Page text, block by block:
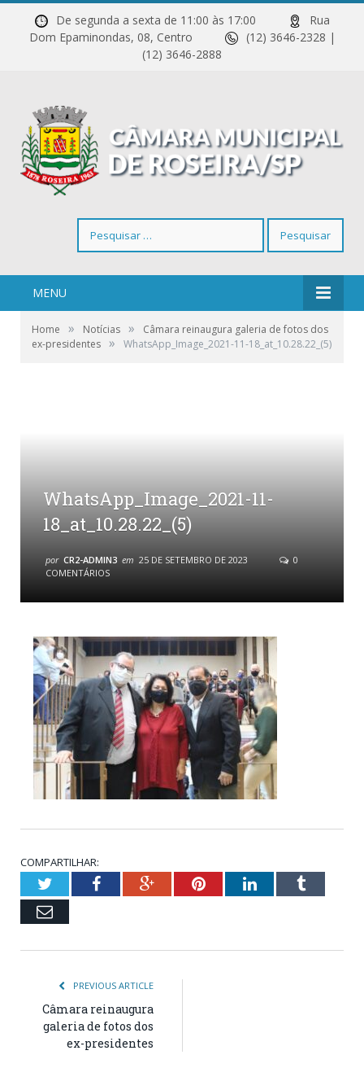
De segunda a sexta de 11:00 às 17:00
Rua
Dom Epaminondas, 08, Centro
(12) 3646-2328 |
(12) 3646-2888
por:
MENU
Home » Notícias »
Câmara reinaugura galeria de fotos dos
ex-presidentes » WhatsApp_Image_2021-11-18_at_10.28.22_(5)
WhatsApp_Image_2021-11-
18_at_10.28.22_(5)
por CR2-ADMIN3 em 25 DE SETEMBRO DE 2023
0
COMENTÁRIOS
COMPARTILHAR:
TwitterFacebookGoogle+PinterestLinkedInTumblr
Email
PREVIOUS ARTICLE
Câmara reinaugura
galeria de fotos dos
ex-presidentes